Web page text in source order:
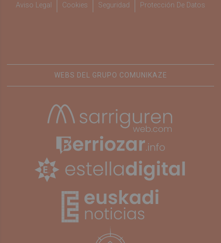
Aviso Legal
Cookies Seguridad Protección De Datos
WEBS DEL GRUPO COMUNIKAZE